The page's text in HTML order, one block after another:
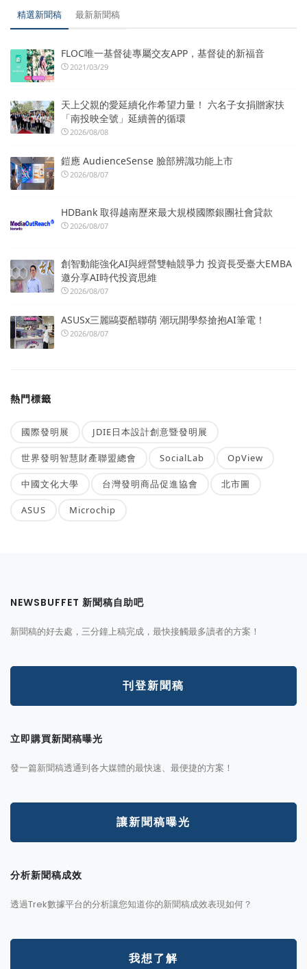
精選新聞稿 最新新聞稿
FLOC唯一基督徒專屬交友APP，基督徒的新福音
2021/03/29
天上父親的愛延續化作希望力量！ 六名子女捐贈家扶
「南投映全號」延續善的循環
2026/08/08
鎧應 AudienceSense 臉部辨識功能上市
2026/08/07
HDBank 取得越南歷來最大規模國際銀團社會貸款
2026/08/07
創智動能強化AI與經營雙軸競爭力 投資長受臺大EMBA
邀分享AI時代投資思維
2026/08/07
ASUSx三麗鷗耍酷聯萌 潮玩開學祭搶抱AI筆電！
2026/08/07
熱門標籤
國際發明展 JDIE日本設計創意暨發明展
世界發明智慧財產聯盟總會 SocialLab OpView
中國文化大學 台灣發明商品促進協會 北市圖
ASUS Microchip
NEWSBUFFET 新聞稿自助吧
新聞稿的好去處，三分鐘上稿完成，最快接觸最多讀者的方案！
刊登新聞稿
立即購買新聞稿曝光
發一篇新聞稿透通到各大媒體的最快速、最便捷的方案！
讓新聞稿曝光
分析新聞稿成效
透過Trek數據平台的分析讓您知道你的新聞稿成效表現如何？
我想了解